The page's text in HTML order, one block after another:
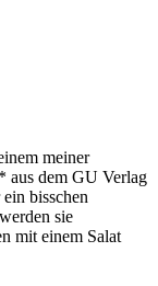
meiner
aus dem GU Verlag
bisschen
sie
mit einem Salat